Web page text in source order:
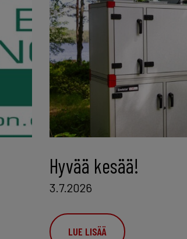
Hyvää kesää!
3.7.2026
LUE LISÄÄ